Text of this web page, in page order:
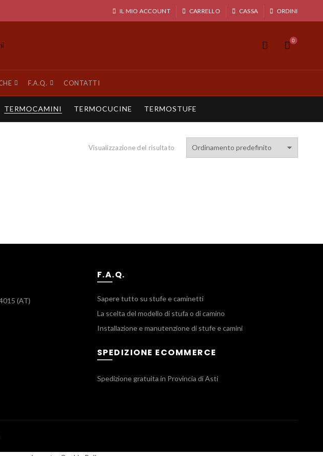
IL MIO ACCOUNT CARRELLO CASSA ORDINI
0
F.A.Q. CONTATTI
TERMOCAMINI TERMOCUCINE TERMOSTUFE
Visualizzazione del risultato
(AT)
F.A.Q.
Sapere tutto su stufe e caminetti
La scelta del modello di stufa o di camino
Installazione e manutenzione di stufe e camini
SPEDIZIONE ECOMMERCE
Spedizione gratuita in Provincia di Asti